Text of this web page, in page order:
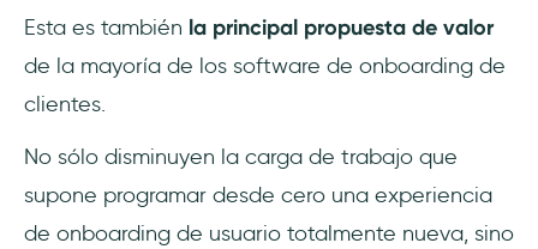
Esta es también la principal propuesta de valor
de la mayoría de los software de onboarding de
clientes.
No sólo disminuyen la carga de trabajo que
supone programar desde cero una experiencia
de onboarding de usuario totalmente nueva, sino